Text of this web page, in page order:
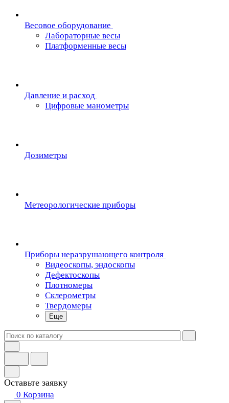
Весовое оборудование
Лабораторные весы
Платформенные весы
Давление и расход
Цифровые манометры
Дозиметры
Метеорологические приборы
Приборы неразрушающего контроля
Видеоскопы, эндоскопы
Дефектоскопы
Плотномеры
Склерометры
Твердомеры
Еще
Оставьте заявку
0 Корзина